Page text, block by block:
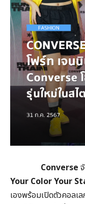
Converse
Your Color Your
เองพร้อมเปิดตัวคอล